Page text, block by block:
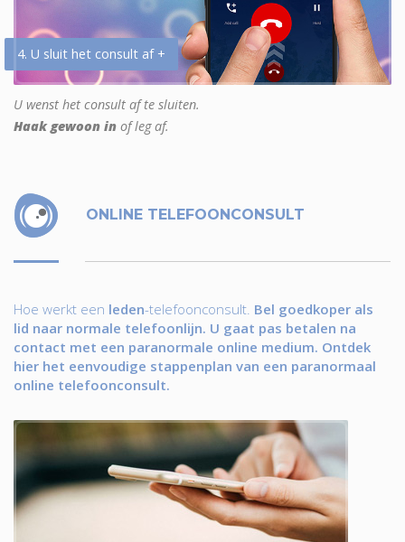
4. U sluit het consult af +
U wenst het consult af te sluiten.
Haak gewoon in of leg af.
ONLINE TELEFOONCONSULT
Hoe werkt een leden-telefoonconsult. Bel goedkoper als
lid naar normale telefoonlijn. U gaat pas betalen na
contact met een paranormale online medium. Ontdek
hier het eenvoudige stappenplan van een paranormaal
online telefoonconsult.